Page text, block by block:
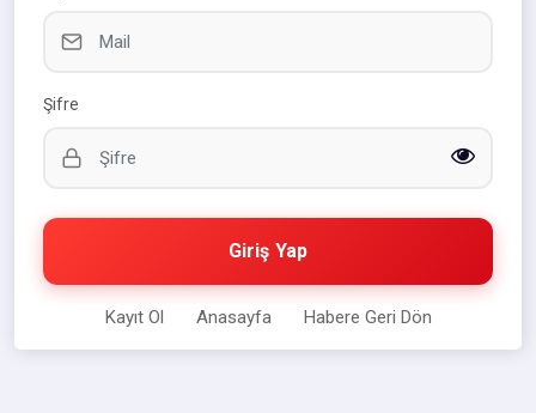
Şifre
Giriş Yap
Kayıt Ol Anasayfa Habere Geri Dön